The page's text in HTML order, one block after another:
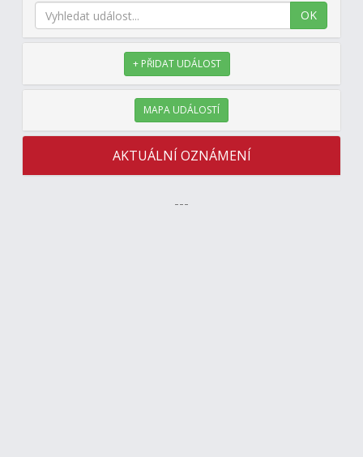
OK
+ PŘIDAT UDÁLOST
MAPA UDÁLOSTÍ
AKTUÁLNÍ OZNÁMENÍ
---